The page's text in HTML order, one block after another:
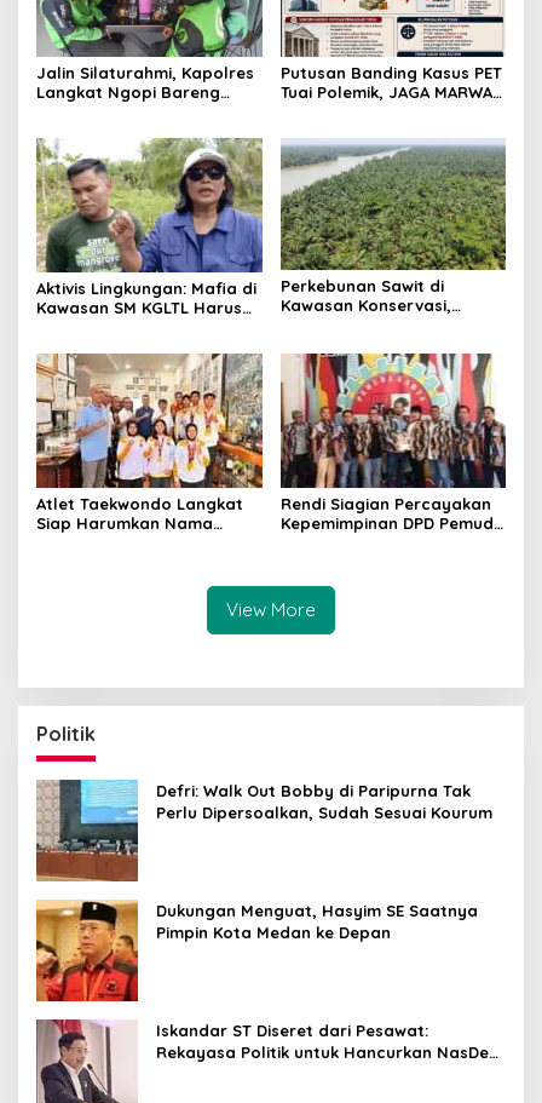
Jalin Silaturahmi, Kapolres
Langkat Ngopi Bareng
Putusan Banding Kasus PET
Tuai Polemik, JAGA MARWAH
Aktivis Lingkungan: Mafia di
Kawasan SM KGLTL Harus
Perkebunan Sawit di
Kawasan Konservasi,
Atlet Taekwondo Langkat
Siap Harumkan Nama
Rendi Siagian Percayakan
Kepemimpinan DPD Pemuda
View More
Politik
Defri: Walk Out Bobby di Paripurna Tak
Perlu Dipersoalkan, Sudah Sesuai Kourum
Dukungan Menguat, Hasyim SE Saatnya
Pimpin Kota Medan ke Depan
Iskandar ST Diseret dari Pesawat:
Rekayasa Politik untuk Hancurkan NasDem